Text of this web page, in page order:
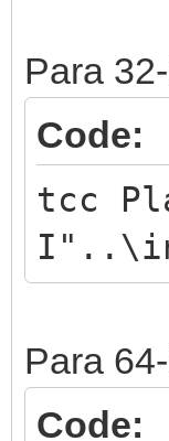
Para
Code:
tcc
Para
Code: